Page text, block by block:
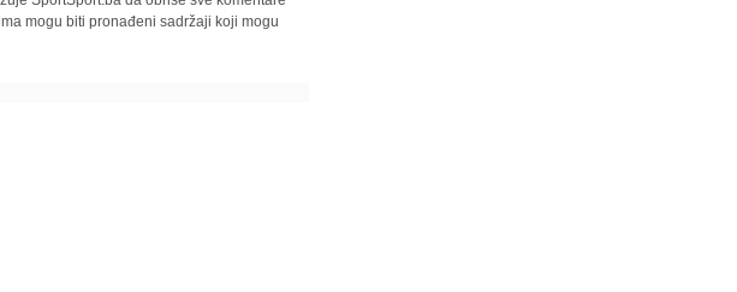
mogu biti pronađeni sadržaji koji mogu